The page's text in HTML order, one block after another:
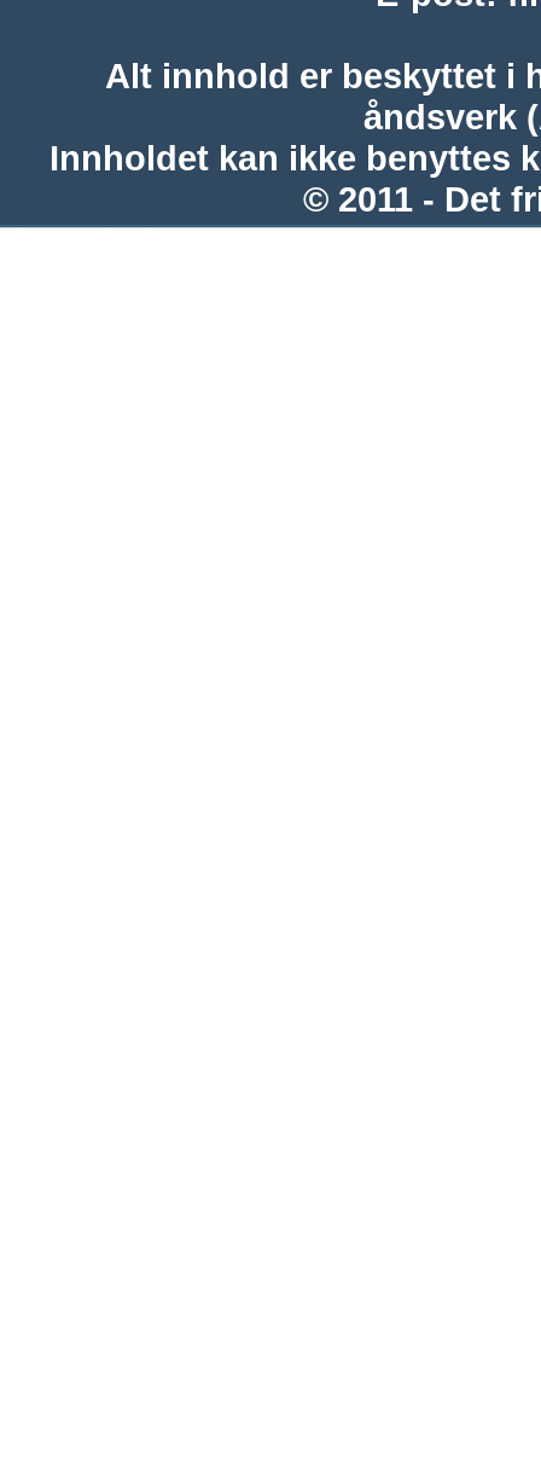
Alt innhold er beskyttet i
åndsverk
Innholdet kan ikke benyttes
© 2011 - Det